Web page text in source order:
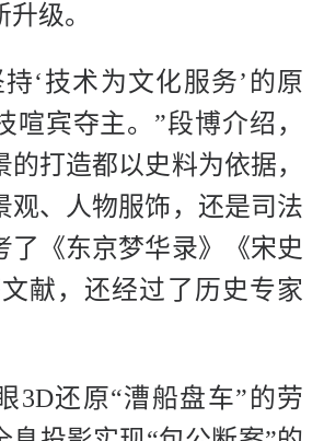
级。
‘技术为文化服务’的原
喧宾夺主。”段博介绍，
的打造都以史料为依据，
观、人物服饰，还是司法
了《东京梦华录》《宋史
献，还经过了历史专家
3D还原“漕船盘车”的劳